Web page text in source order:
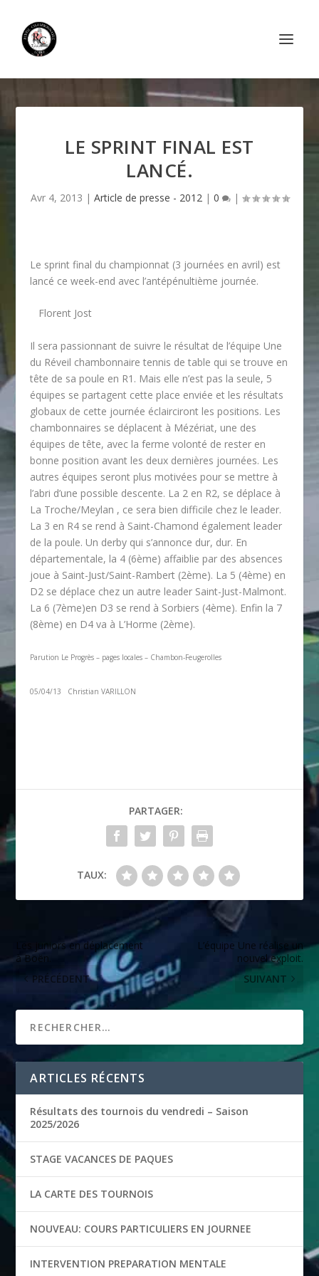
LE SPRINT FINAL EST
LANCÉ.
Avr 4, 2013 | Article de presse - 2012| 0 |
Le sprint final du championnat (3 journées en avril) est
lancé ce week-end avec l’antépénultième journée.
Florent Jost
Il sera passionnant de suivre le résultat de l’équipe Une
du Réveil chambonnaire tennis de table qui se trouve en
tête de sa poule en R1. Mais elle n’est pas la seule, 5
équipes se partagent cette place enviée et les résultats
globaux de cette journée éclairciront les positions. Les
chambonnaires se déplacent à Mézériat, une des
équipes de tête, avec la ferme volonté de rester en
bonne position avant les deux dernières journées. Les
autres équipes seront plus motivées pour se mettre à
l’abri d’une possible descente. La 2 en R2, se déplace à
La Troche/Meylan , ce sera bien difficile chez le leader.
La 3 en R4 se rend à Saint-Chamond également leader
de la poule. Un derby qui s’annonce dur, dur. En
départementale, la 4 (6ème) affaiblie par des absences
joue à Saint-Just/Saint-Rambert (2ème). La 5 (4ème) en
D2 se déplace chez un autre leader Saint-Just-Malmont.
La 6 (7ème)en D3 se rend à Sorbiers (4ème). Enfin la 7
(8ème) en D4 va à L’Horme (2ème).
Parution Le Progrès – pages locales – Chambon-Feugerolles
05/04/13 Christian VARILLON
PARTAGER:
TAUX:
Les juniors en déplacement
à Boën.
PRÉCÉDENT
L’équipe Une réalise un
nouvel exploit.
SUIVANT
ARTICLES RÉCENTS
Résultats des tournois du vendredi – Saison
2025/2026
STAGE VACANCES DE PAQUES
LA CARTE DES TOURNOIS
NOUVEAU: COURS PARTICULIERS EN JOURNEE
INTERVENTION PREPARATION MENTALE